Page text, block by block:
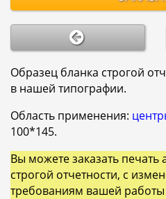
Образец бланка строгой
в нашей типографии.
Область применения:
100*145.
Вы можете заказать печать
строгой отчетности, с
требованиям вашей работы